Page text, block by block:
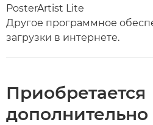
PosterArtist Lite
Другое программное
загрузки в интернете.
Приобретается
дополнительно